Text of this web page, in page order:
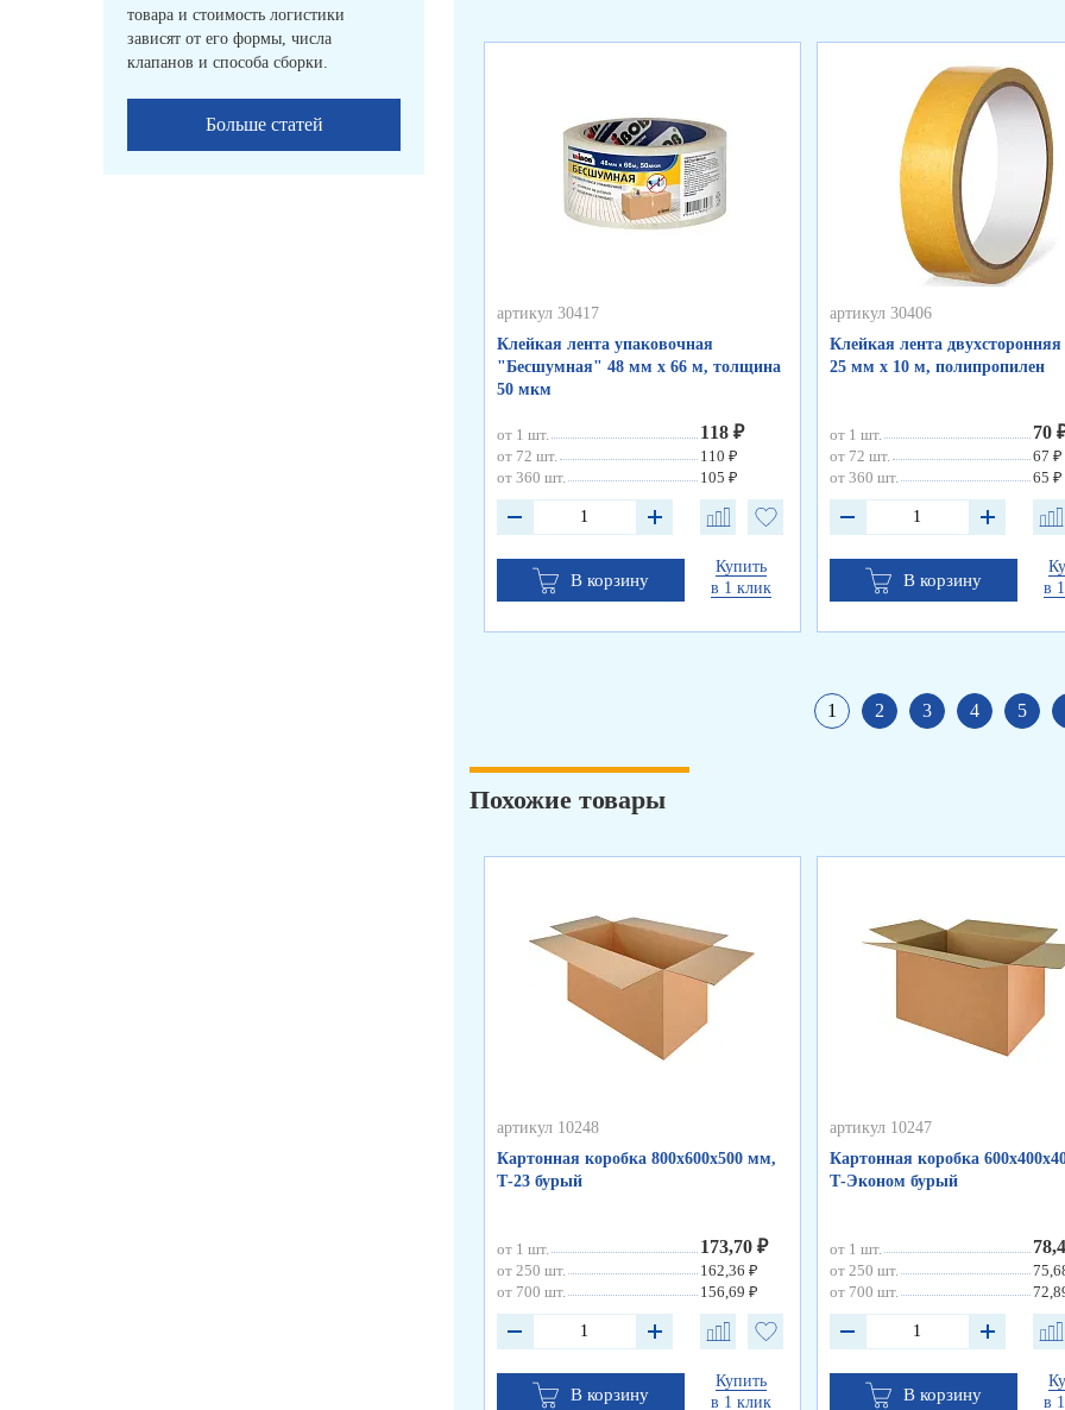
товара и стоимость логистики
зависят от его формы, числа
клапанов и способа сборки.
Больше статей
артикул 30417
Клейкая лента упаковочная
"Бесшумная" 48 мм х 66 м, толщина
50 мкм
от 1 шт. 118 ₽
от 72 шт.
110 ₽
от 360 шт.
105 ₽
В корзину
Купить
в 1 клик
артикул 30406
Клейкая лента
25 мм х 10 м, полипропилен
от 1 шт. 70
от 72 шт.
67 ₽
от 360 шт.
65 ₽
В корзину
в
1 2 3 4 5
Похожие товары
артикул 10248
Картонная коробка 800х600х500 мм,
Т-23 бурый
от 1 шт. 173,70 ₽
от 250 шт.
162,36 ₽
от 700 шт.
156,69 ₽
В корзину
Купить
в 1 клик
артикул 10247
Картонная коробка
Т-Эконом бурый
от 1 шт.
от 250 шт.
от 700 шт.
В корзину
в